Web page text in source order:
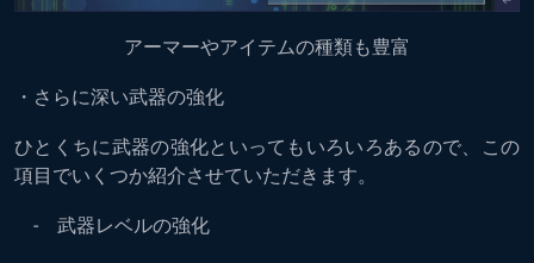
アーマーやアイテムの種類も豊富
・さらに深い武器の強化
ひとくちに武器の強化といってもいろいろあるので、この
項目でいくつか紹介させていただきます。
- 武器レベルの強化